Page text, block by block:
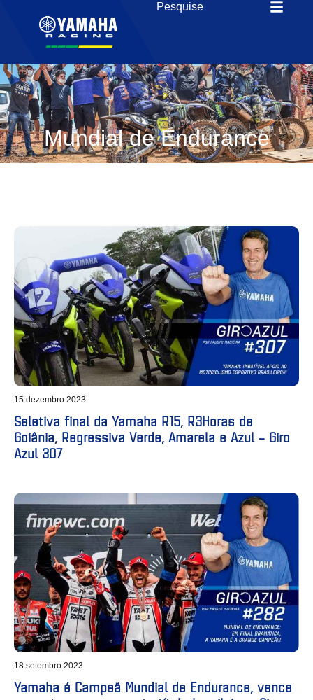
Mundial de Endurance
15 dezembro 2023
Seletiva final da Yamaha R15, R3Horas de
Goiânia, Regressiva Verde, Amarela e Azul – Giro
Azul 307
18 setembro 2023
Yamaha é Campeã Mundial de Endurance, vence